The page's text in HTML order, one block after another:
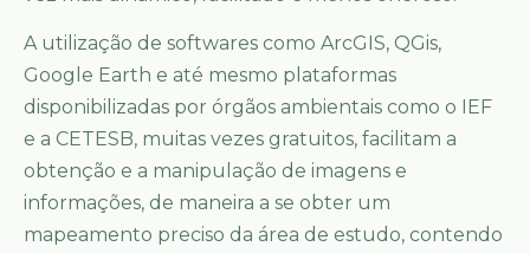
A utilização de softwares como ArcGIS, QGis,
Google Earth e até mesmo plataformas
disponibilizadas por órgãos ambientais como o IEF
e a CETESB, muitas vezes gratuitos, facilitam a
obtenção e a manipulação de imagens e
informações, de maneira a se obter um
mapeamento preciso da área de estudo, contendo